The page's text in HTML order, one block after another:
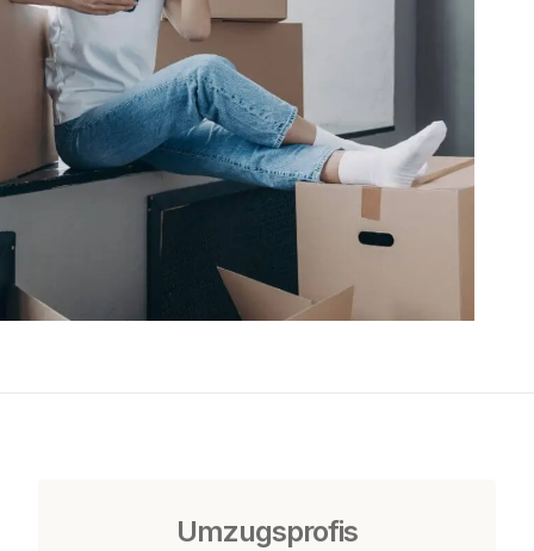
Umzugsprofis